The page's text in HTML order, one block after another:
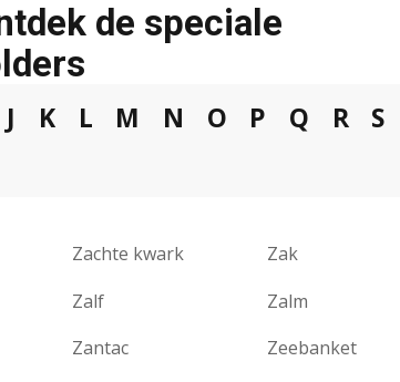
de speciale
J K L M N O P Q R S
Zachte kwark
Zak
Zalf
Zalm
Zantac
Zeebanket